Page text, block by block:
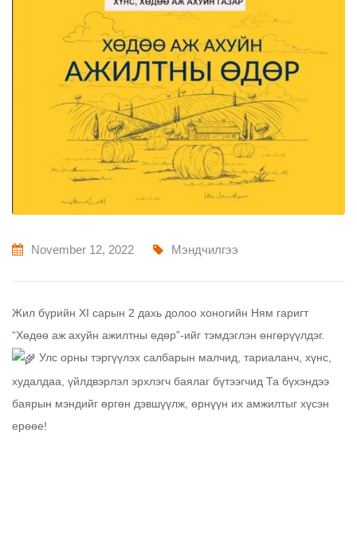
November 12, 2022 Мэндчилгээ
Жил бүрийн XI сарын 2 дахь долоо хоногийн Ням гаригт
“Хөдөө аж ахуйн ажилтны өдөр”-ийг тэмдэглэн өнгөрүүлдэг.
Улс орны тэргүүлэх салбарын малчид, тариаланч, хүнс,
худалдаа, үйлдвэрлэл эрхлэгч баялаг бүтээгчид Та бүхэндээ
баярын мэндийг өргөн дэвшүүлж, өрнүүн их амжилтыг хүсэн
ерөөе!